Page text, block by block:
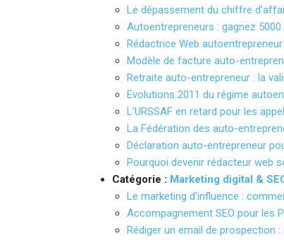
Le dépassement du chiffre
Autoentrepreneurs : gagnez
Rédactrice Web
Modèle de facture auto-
Retraite auto-entrepreneur : la
Evolutions 2011 du régime
L’URSSAF en retard pour les
La Fédération des auto-
Déclaration auto-entrepreneur
Pourquoi devenir rédacteur web
Catégorie : Marketing digital &
Le marketing d’influence :
Accompagnement SEO pour les
Rédiger un email de prospection